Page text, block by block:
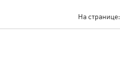
На странице: